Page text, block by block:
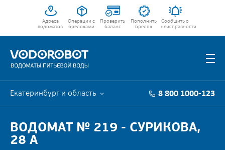
Адреса
водоматов
Операции с
брелоками
Проверить
баланс
Пополнить
брелок
Сообщить о
неисправности
Екатеринбург и область 8 800 1000-123
ВОДОМАТ № 219 - СУРИКОВА,
28 А